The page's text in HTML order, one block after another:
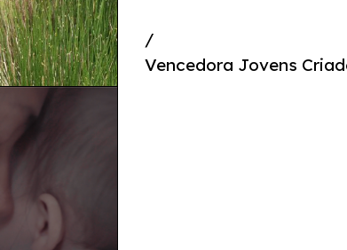
/
Vencedora Jovens